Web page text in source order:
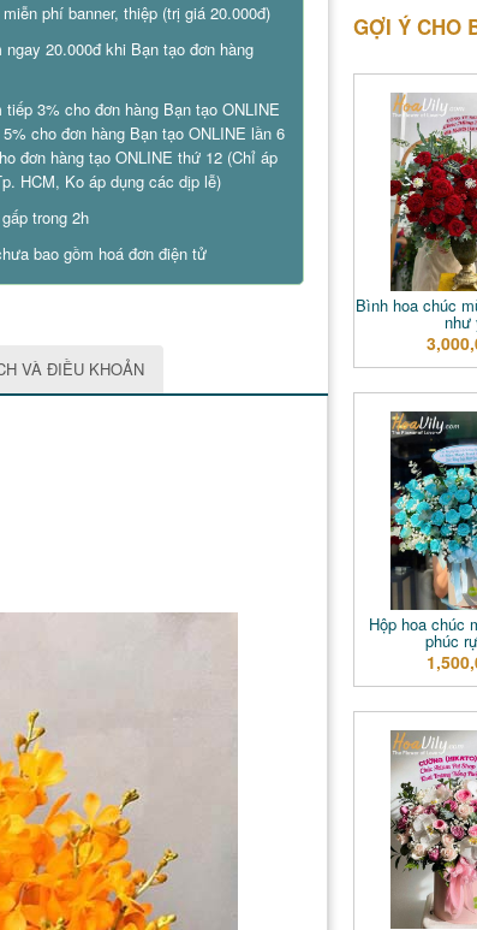
miễn phí banner, thiệp (trị giá 20.000đ)
ngay 20.000đ khi Bạn tạo đơn hàng
tiếp 3% cho đơn hàng Bạn tạo ONLINE
cho đơn hàng Bạn tạo ONLINE lần 6
đơn hàng tạo ONLINE thứ 12 (Chỉ áp
HCM, Ko áp dụng các dịp lễ)
trong 2h
bao gồm hoá đơn điện tử
VÀ ĐIỀU KHOẢN
GỢI Ý CHO
Bình hoa chúc
như
Hộp hoa chúc
phúc